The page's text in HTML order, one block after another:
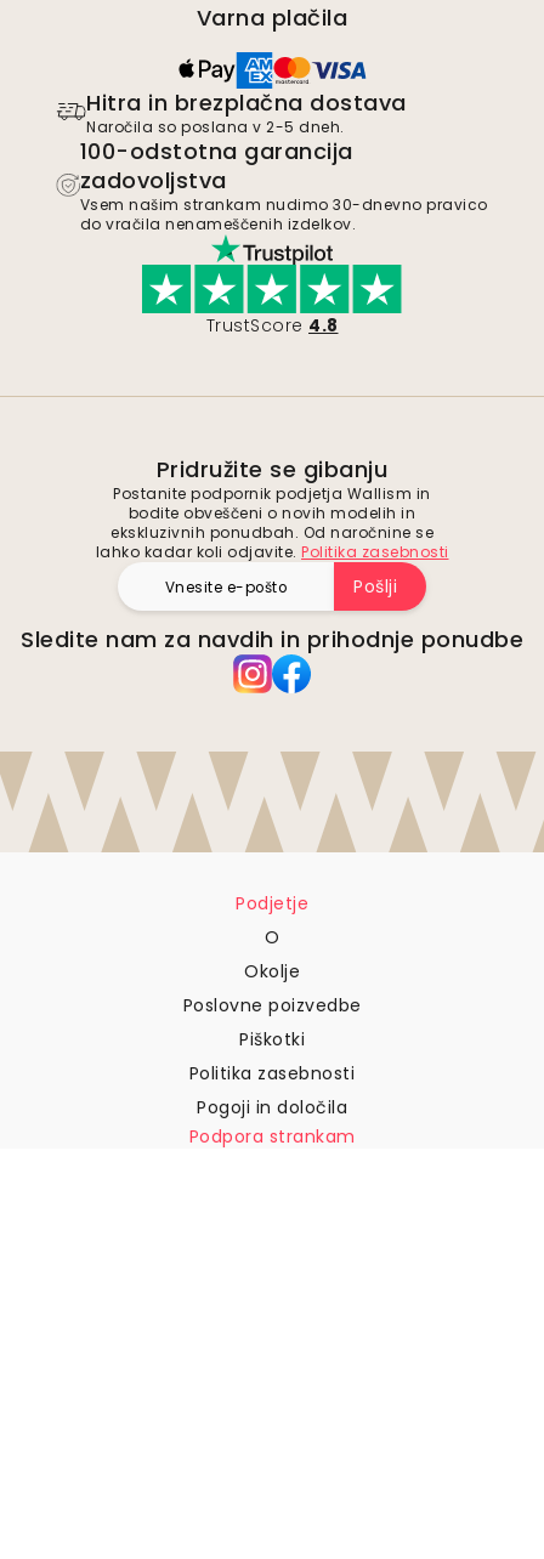
Varna plačila
Hitra in brezplačna dostava
Naročila so poslana v 2-5 dneh.
100-odstotna garancija
zadovoljstva
Vsem našim strankam nudimo 30-dnevno pravico
do vračila nenameščenih izdelkov.
TrustScore 4.8
Pridružite se gibanju
Postanite podpornik podjetja Wallism in
bodite obveščeni o novih modelih in
ekskluzivnih ponudbah. Od naročnine se
lahko kadar koli odjavite. Politika zasebnosti
Pošlji
Sledite nam za navdih in prihodnje ponudbe
Podjetje
O
Okolje
Poslovne poizvedbe
Piškotki
Politika zasebnosti
Pogoji in določila
Podpora strankam